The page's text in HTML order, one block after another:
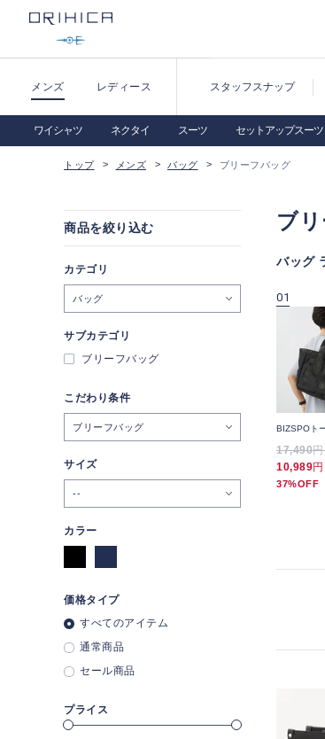
メンズ レディース スタッフスナップ
ワイシャツ ネクタイ スーツ セットアップスーツ
トップ メンズ バッグ ブリーフバッグ
ブ
バッグ
スマートトートバッグ シ
10,989円 （税込）
トラベラーバックパック
01
BIZSPOト
17,490
10,989
37%OFF
商品を絞り込む
カテゴリ
バッグ
サブカテゴリ
ブリーフバッグ
こだわり条件
ブリーフバッグ
サイズ
--
カラー
価格タイプ
すべてのアイテム
通常商品
セール商品
プライス